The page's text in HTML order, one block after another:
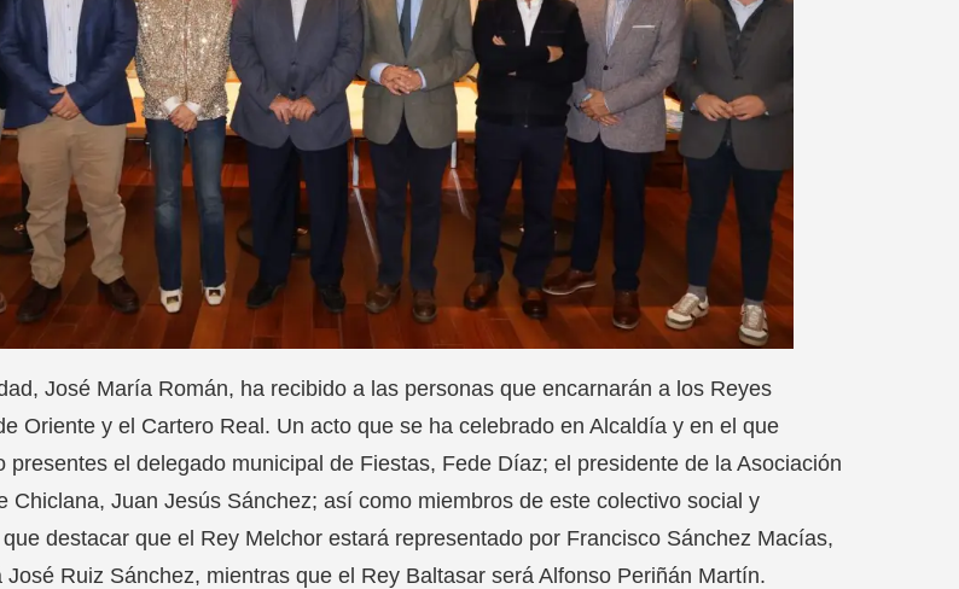
José María Román, ha recibido a las personas que encarnarán a los Reyes
Oriente y el Cartero Real. Un acto que se ha celebrado en Alcaldía y en el que
presentes el delegado municipal de Fiestas, Fede Díaz; el presidente de la Asociación
Chiclana, Juan Jesús Sánchez; así como miembros de este colectivo social y
destacar que el Rey Melchor estará representado por Francisco Sánchez Macías,
Ruiz Sánchez, mientras que el Rey Baltasar será Alfonso Periñán Martín.